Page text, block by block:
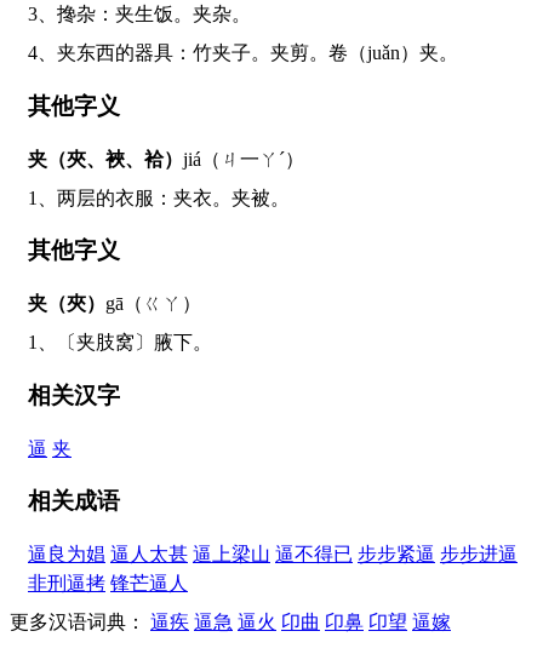
3、搀杂：夹生饭。夹杂。
4、夹东西的器具：竹夹子。夹剪。卷（juǎn）夹。
其他字义
夹（夾、裌、袷） jiá（ㄐ一ㄚˊ）
1、两层的衣服：夹衣。夹被。
其他字义
夹（夾） gā（ㄍㄚ）
1、〔夹肢窝〕腋下。
相关汉字
逼 夹
相关成语
逼良为娼 逼人太甚 逼上梁山 逼不得已 步步紧逼 步步进逼
非刑逼拷 锋芒逼人
更多汉语词典： 逼疾 逼急 逼火 卬曲 卬鼻 卬望 逼嫁